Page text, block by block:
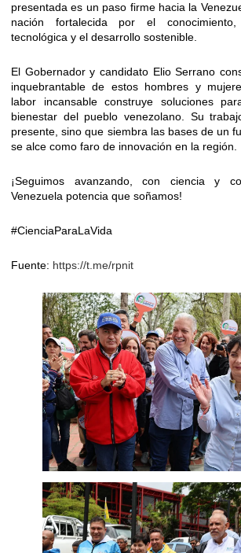
presentada es un paso firme hacia la
nación fortalecida por el
tecnológica y el desarrollo sostenible.
El Gobernador y candidato Elio Serrano
inquebrantable de estos hombres y
labor incansable construye soluciones
bienestar del pueblo venezolano. Su
presente, sino que siembra las bases de un
se alce como faro de innovación en la región.
¡Seguimos avanzando, con ciencia y
Venezuela potencia que soñamos!
#CienciaParaLaVida
Fuente: https://t.me/rpnit